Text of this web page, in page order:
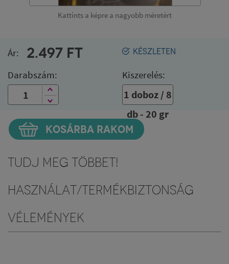
Kattints a képre a nagyobb méretért
KÉSZLETEN
Ár: 2.497 FT
Darabszám: Kiszerelés:
1 doboz / 8
db - 20 gr
KOSÁRBA RAKOM
Tudj meg többet!
Használat/Termékbiztonság
Vélemények